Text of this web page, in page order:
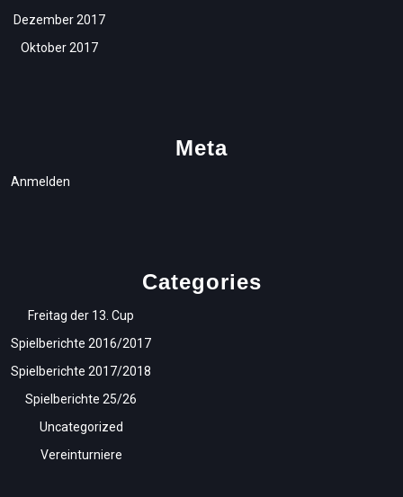
Dezember 2017
Oktober 2017
Meta
Anmelden
Categories
Freitag der 13. Cup
Spielberichte 2016/2017
Spielberichte 2017/2018
Spielberichte 25/26
Uncategorized
Vereinturniere